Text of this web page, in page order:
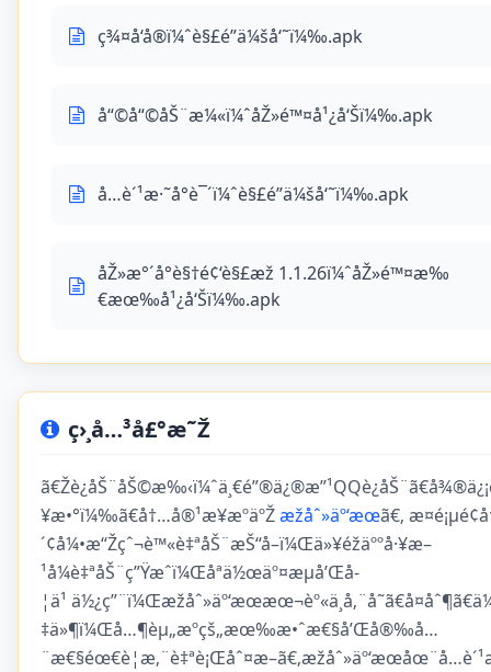
ç¾¤å‘å®ï¼ˆè§£é”ä¼šå‘˜ï¼‰.apk
å“©å“©åŠ¨æ¼«ï¼ˆåŽ»é™¤å¹¿å‘Šï¼‰.apk
å…è´¹æ·˜å°è¯´ï¼ˆè§£é”ä¼šå‘˜ï¼‰.apk
åŽ»æ°´å°è§†é¢‘è§£æž 1.1.26ï¼ˆåŽ»é™¤æ‰
€æœ‰å¹¿å‘Šï¼‰.apk
ç›¸å…³å£°æ˜Ž
¥æ•°ï¼‰ã€å†…å®¹æ¥æºäºŽæžåˆ»äº‘æœã€‚
´¢å¼•æ“Žçˆ¬è™«è‡ªåŠ¨æŠ“å–ï¼Œä»¥éžäººå·¥æ–
¹å¼è‡ªåŠ¨ç”Ÿæˆï¼Œåªä½œäº¤æµå’Œå­
¦ä¹
‡ä»¶ï¼Œå…¶èµ„æºçš„æœ‰æ•ˆæ€§å’Œå®‰å…